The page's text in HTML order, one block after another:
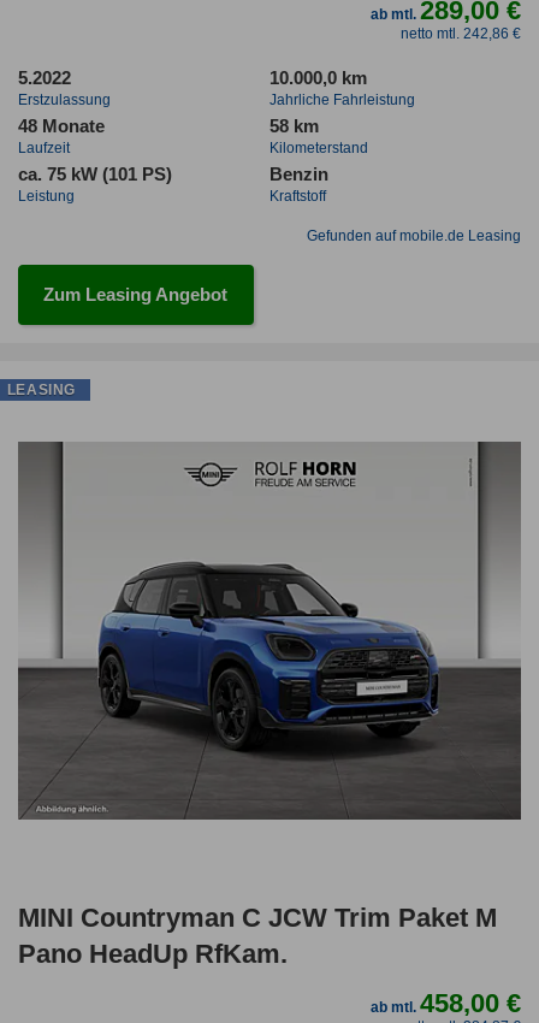
ab mtl.289,00 €
netto mtl. 242,86 €
5.2022
Erstzulassung
10.000,0 km
Jahrliche Fahrleistung
48 Monate
Laufzeit
58 km
Kilometerstand
ca. 75 kW (101 PS)
Leistung
Benzin
Kraftstoff
Gefunden auf mobile.de Leasing
Zum Leasing Angebot
MINI Countryman C JCW Trim Paket M
Pano HeadUp RfKam.
ab mtl.458,00 €
LEASING